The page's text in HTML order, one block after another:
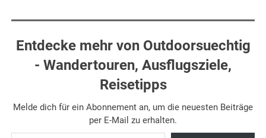
Entdecke mehr von Outdoorsuechtig
- Wandertouren, Ausflugsziele,
Reisetipps
Melde dich für ein Abonnement an, um die neuesten Beiträge
per E-Mail zu erhalten.
Gib deine E-Mail-Adresse ein ...